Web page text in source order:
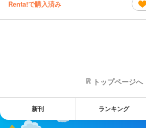
Renta!で購入済み
トップページへ
新刊 ランキング